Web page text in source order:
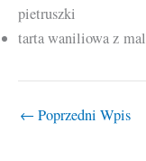
pietruszki
tarta waniliowa z
← Poprzedni Wpis